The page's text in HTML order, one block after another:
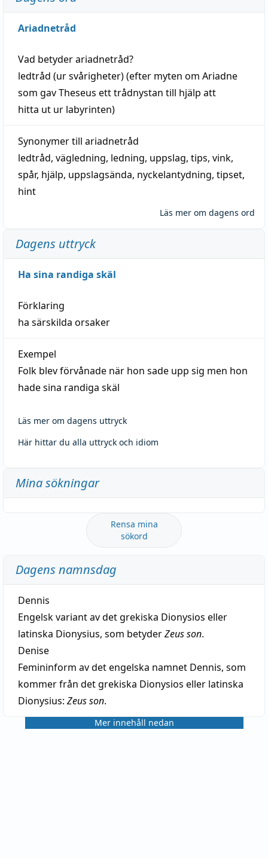
Ariadnetråd
Vad betyderariadnetråd?
ledtråd (ur svårigheter) (efter myten om Ariadne
som gav Theseus ett trådnystan till hjälp att
hitta ut ur labyrinten)
Synonymer till ariadnetråd
ledtråd, vägledning, ledning, uppslag, tips, vink,
spår, hjälp, uppslagsända, nyckelantydning, tipset,
hint
Läs mer om dagens ord
Dagens uttryck
Ha sina randiga skäl
Förklaring
ha särskilda orsaker
Exempel
Folk blev förvånade när hon sade upp sig men hon
hade sina randiga skäl
Läs mer om dagens uttryck
Här hittar du alla uttryck och idiom
Mina sökningar
Rensa mina
sökord
Dagens namnsdag
Dennis
Engelsk variant av det grekiska Dionysios eller
latinska Dionysius, som betyderZeus son.
Denise
Femininform av det engelska namnet Dennis, som
kommer från det grekiska Dionysios eller latinska
Dionysius: Zeus son.
Mer innehåll nedan